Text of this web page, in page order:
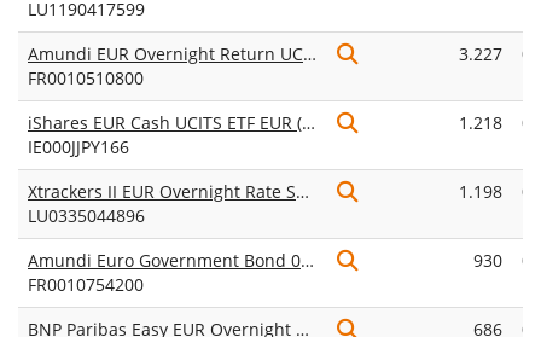
LU1190417599
Amundi EUR Overnight Return UCITS ETF Acc
FR0010510800
3.227
iShares EUR Cash UCITS ETF EUR (Acc)
IE000JJPY166
1.218
Xtrackers II EUR Overnight Rate Swap UCITS ETF 1D
LU0335044896
1.198
Amundi Euro Government Bond 0-6 M UCITS ETF Acc
FR0010754200
930
BNP Paribas Easy EUR Overnight UCITS ETF Acc
686